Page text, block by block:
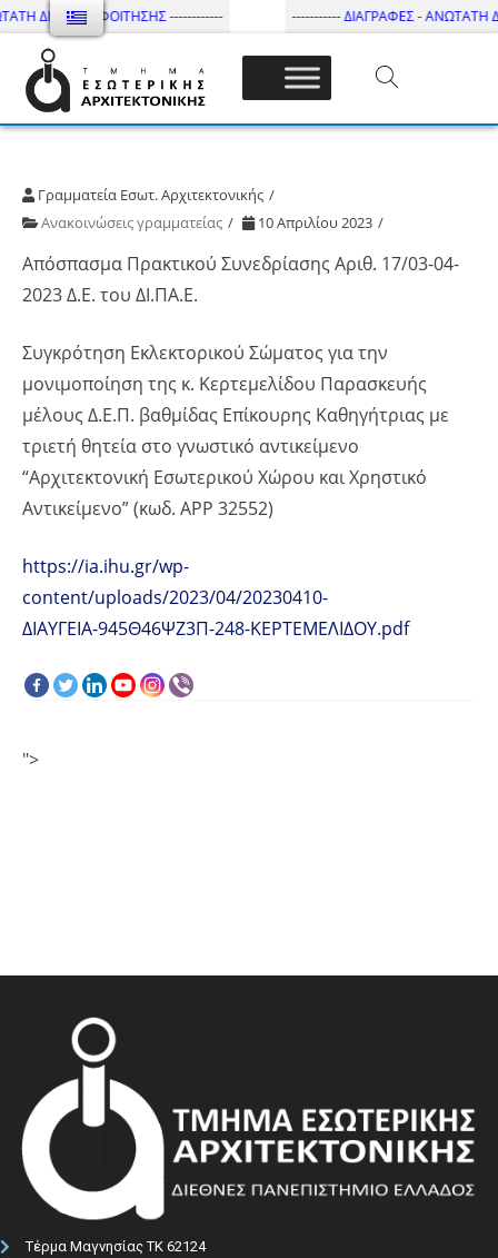
ΔΙΑΡΚΕΙΑ ΦΟΙΤΗΣΗΣ ------------ ----------- ΔΙΑΓΡΑΦΕΣ - ΑΝΩΤΑΤΗ
Τμήμα Εσωτ. Αρχιτεκτονικής – ΔΙ.ΠΑ.Ε
Γραμματεία Εσωτ. Αρχιτεκτονικής
Ανακοινώσεις γραμματείας
10 Απριλίου 2023
Απόσπασμα Πρακτικού Συνεδρίασης Αριθ. 17/03-04-
2023 Δ.Ε. του ΔΙ.ΠΑ.Ε.
Συγκρότηση Εκλεκτορικού Σώματος για την
μονιμοποίηση της κ. Κερτεμελίδου Παρασκευής
μέλους Δ.Ε.Π. βαθμίδας Επίκουρης Καθηγήτριας με
τριετή θητεία στο γνωστικό αντικείμενο
“Αρχιτεκτονική Εσωτερικού Χώρου και Χρηστικό
Αντικείμενο” (κωδ. ΑΡΡ 32552)
https://ia.ihu.gr/wp-
content/uploads/2023/04/20230410-
ΔΙΑΥΓΕΙΑ-945Θ46ΨΖ3Π-248-ΚΕΡΤΕΜΕΛΙΔΟΥ.pdf
">
Τέρμα Μαγνησίας ΤΚ 62124